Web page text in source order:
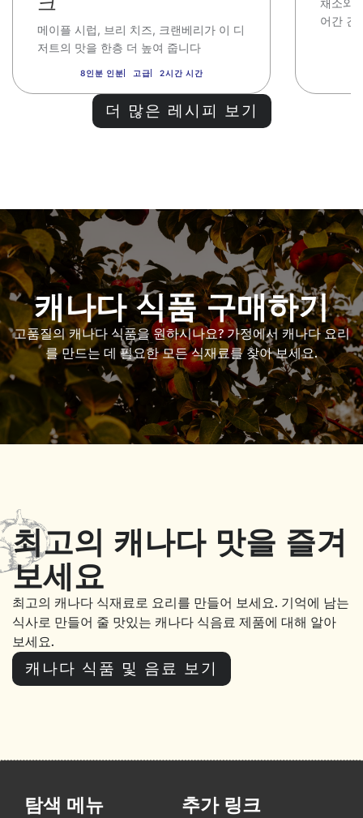
메이플 시럽, 브리 치즈, 크랜베리가 이 디
저트의 맛을 한층 더 높여 줍니다
8인분 인분 고급 2시간 시간
채소와
어간 건
더 많은 레시피 보기
캐나다 식품 구매하기
고품질의 캐나다 식품을 원하시나요?가정에서 캐나다 요리
를 만드는 데 필요한 모든 식재료를 찾아 보세요.
최고의 캐나다 맛을 즐겨
보세요
최고의 캐나다 식재료로 요리를 만들어 보세요. 기억에 남는
식사로 만들어 줄 맛있는 캐나다 식음료 제품에 대해 알아
보세요.
캐나다 식품 및 음료 보기
탐색 메뉴 추가 링크